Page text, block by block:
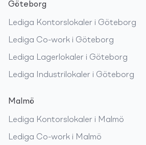
Göteborg
Lediga Kontorslokaler i Göteborg
Lediga Co-work i Göteborg
Lediga Lagerlokaler i Göteborg
Lediga Industrilokaler i Göteborg
Malmö
Lediga Kontorslokaler i Malmö
Lediga Co-work i Malmö